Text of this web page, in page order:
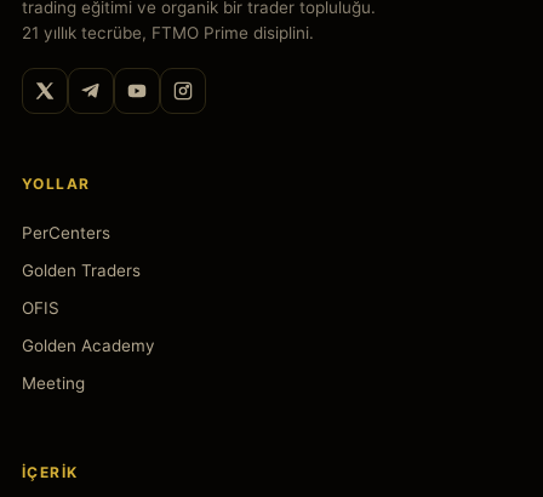
trading eğitimi ve organik bir trader topluluğu.
21 yıllık tecrübe, FTMO Prime disiplini.
YOLLAR
PerCenters
Golden Traders
OFIS
Golden Academy
Meeting
İÇERIK